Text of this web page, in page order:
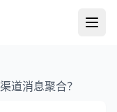
道消息聚合？